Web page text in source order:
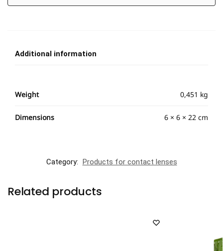
Additional information
Weight 0,451 kg
Dimensions 6 × 6 × 22 cm
Category: Products for contact lenses
Related products